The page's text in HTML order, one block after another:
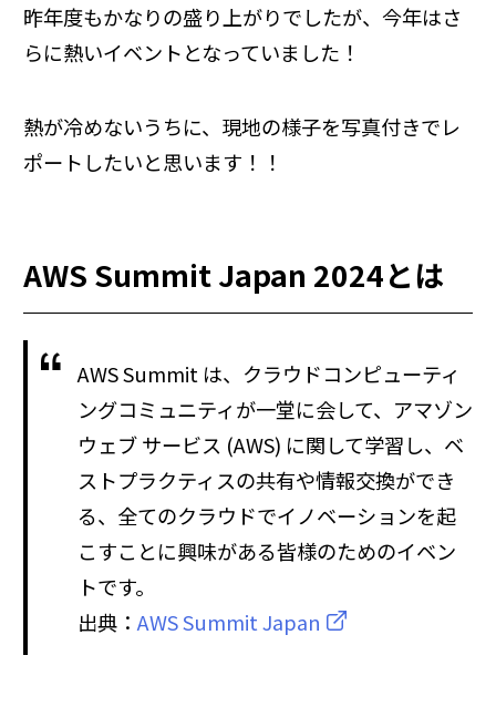
昨年度もかなりの盛り上がりでしたが、今年はさ
らに熱いイベントとなっていました！
熱が冷めないうちに、現地の様子を写真付きでレ
ポートしたいと思います！！
AWS Summit Japan 2024とは
AWS Summit は、クラウドコンピューティ
ングコミュニティが一堂に会して、アマゾン
ウェブ サービス (AWS) に関して学習し、ベ
ストプラクティスの共有や情報交換ができ
る、全てのクラウドでイノベーションを起
こすことに興味がある皆様のためのイベン
トです。
出典： AWS Summit Japan